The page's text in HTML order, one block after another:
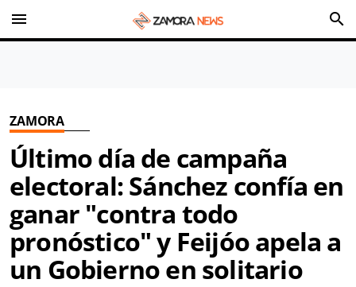
menu search
ZAMORA
Último día de campaña
electoral: Sánchez confía en
ganar "contra todo
pronóstico" y Feijóo apela a
un Gobierno en solitario